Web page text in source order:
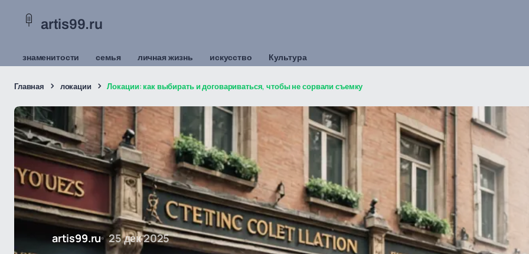
artis99.ru
знаменитости семья личная жизнь искусство Культура
Главная локации Локации: как выбирать и договариваться, чтобы не сорвали съемку
artis99.ru 25 дек 2025